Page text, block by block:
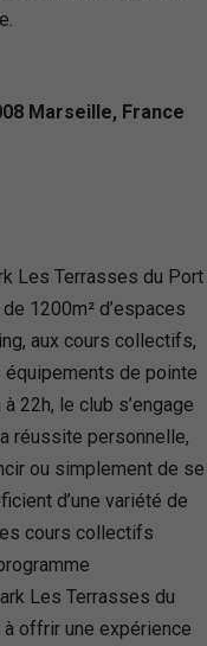
Marseille, France
Les Terrasses du Port
1200m² d’espaces
aux cours collectifs,
de pointe
22h, le club s’engage
réussite personnelle,
ou simplement de se
d’une variété de
cours collectifs
Les Terrasses du
offrir une expérience